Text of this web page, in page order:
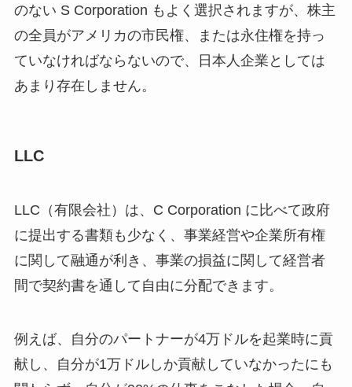
のない S Corporation もよく選択されますが、株主
の全員がアメリカの市民権、または永住権を持っ
ていなければならないので、日本人企業としては
あまり存在しません。
LLC
LLC（有限会社）は、C Corporation に比べて政府
に提出する書類も少なく、事業経営や企業所有権
に関して融通が利き、事業の損益に関して経営者
間で契約書を通して自由に分配できます。
例えば、自分のパートナーが4万ドルを起業時に貢
献し、自分が1万ドルしか貢献していなかったにも